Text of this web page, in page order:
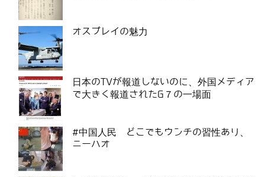
オスプレイの魅力
日本のTVが報道しないのに、外国メディア
で大きく報道されたG７の一場面
#中国人民 どこでもウンチの習性あり、
ニーハオ